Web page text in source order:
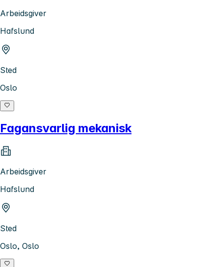
Arbeidsgiver
Hafslund
Sted
Oslo
Fagansvarlig mekanisk
Arbeidsgiver
Hafslund
Sted
Oslo, Oslo